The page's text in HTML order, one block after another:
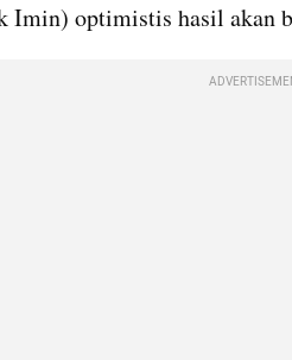
Imin) optimistis hasil akan